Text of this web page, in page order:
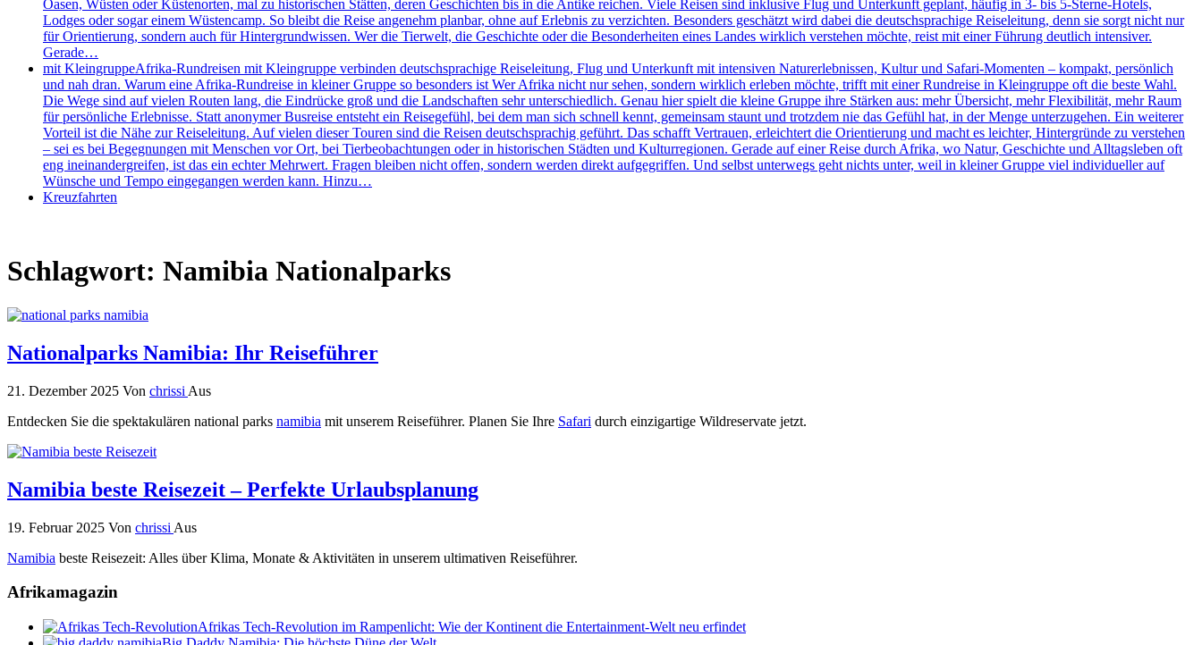
Oasen, Wüsten oder Küstenorten, mal zu historischen Stätten, deren Geschichten bis in die Antike reichen. Viele Reisen sind inklusive Flug und Unterkunft geplant, häufig in 3- bis 5-Sterne-Hotels,
Lodges oder sogar einem Wüstencamp. So bleibt die Reise angenehm planbar, ohne auf Erlebnis zu verzichten. Besonders geschätzt wird dabei die deutschsprachige Reiseleitung, denn sie sorgt nicht nur
für Orientierung, sondern auch für Hintergrundwissen. Wer die Tierwelt, die Geschichte oder die Besonderheiten eines Landes wirklich verstehen möchte, reist mit einer Führung deutlich intensiver.
Gerade…
mit KleingruppeAfrika-Rundreisen mit Kleingruppe verbinden deutschsprachige Reiseleitung, Flug und Unterkunft mit intensiven Naturerlebnissen, Kultur und Safari-Momenten – kompakt, persönlich
und nah dran. Warum eine Afrika-Rundreise in kleiner Gruppe so besonders ist Wer Afrika nicht nur sehen, sondern wirklich erleben möchte, trifft mit einer Rundreise in Kleingruppe oft die beste Wahl.
Die Wege sind auf vielen Routen lang, die Eindrücke groß und die Landschaften sehr unterschiedlich. Genau hier spielt die kleine Gruppe ihre Stärken aus: mehr Übersicht, mehr Flexibilität, mehr Raum
für persönliche Erlebnisse. Statt anonymer Busreise entsteht ein Reisegefühl, bei dem man sich schnell kennt, gemeinsam staunt und trotzdem nie das Gefühl hat, in der Menge unterzugehen. Ein weiterer
Vorteil ist die Nähe zur Reiseleitung. Auf vielen dieser Touren sind die Reisen deutschsprachig geführt. Das schafft Vertrauen, erleichtert die Orientierung und macht es leichter, Hintergründe zu verstehen
– sei es bei Begegnungen mit Menschen vor Ort, bei Tierbeobachtungen oder in historischen Städten und Kulturregionen. Gerade auf einer Reise durch Afrika, wo Natur, Geschichte und Alltagsleben oft
eng ineinandergreifen, ist das ein echter Mehrwert. Fragen bleiben nicht offen, sondern werden direkt aufgegriffen. Und selbst unterwegs geht nichts unter, weil in kleiner Gruppe viel individueller auf
Wünsche und Tempo eingegangen werden kann. Hinzu…
Kreuzfahrten
Schlagwort: Namibia Nationalparks
Nationalparks Namibia: Ihr Reiseführer
21. Dezember 2025 Von chrissi Aus
Entdecken Sie die spektakulären national parks namibia mit unserem Reiseführer. Planen Sie Ihre Safari durch einzigartige Wildreservate jetzt.
Namibia beste Reisezeit – Perfekte Urlaubsplanung
19. Februar 2025 Von chrissi Aus
Namibia beste Reisezeit: Alles über Klima, Monate & Aktivitäten in unserem ultimativen Reiseführer.
Afrikamagazin
Afrikas Tech-Revolution im Rampenlicht: Wie der Kontinent die Entertainment-Welt neu erfindet